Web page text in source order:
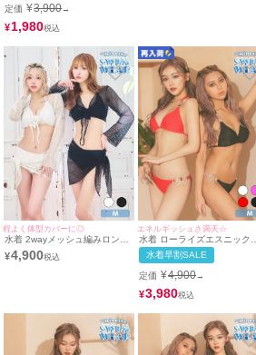
定価 ¥3,900→
¥1,980
程よく体型カバーに◎
水着 2wayメッシュ編みロング
スリーブ＆ミニパレオ付き体型
カバーセットアップホルターネ
¥4,900
エネルギッシュさ満天☆
水着 ローライズエスニックビ
ジューホルターネックビキニ
水着早割SALE
定価 ¥4,900→
¥3,980